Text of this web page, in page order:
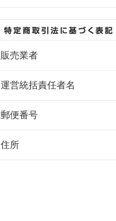
販売業者
運営統括責任者名
郵便番号
住所